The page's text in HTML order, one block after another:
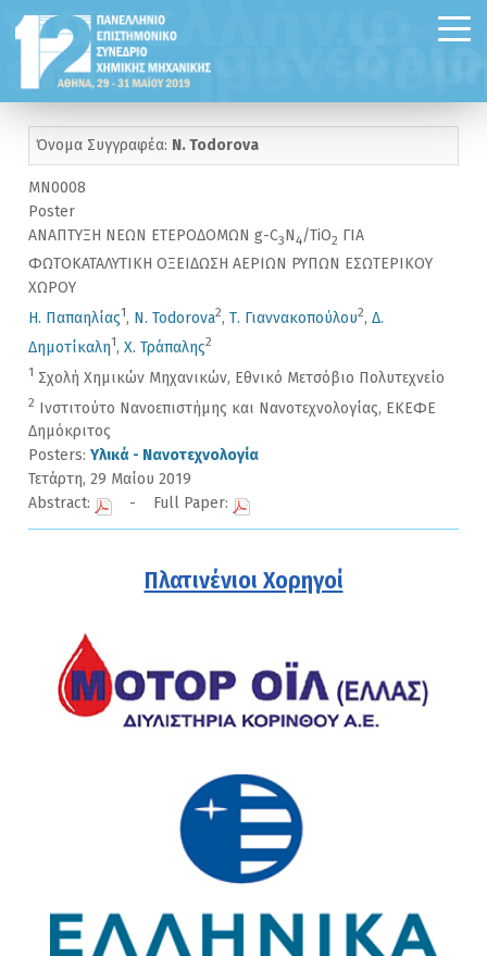
Όνομα Συγγραφέα: N. Todorova
MN0008
Poster
ΑΝΑΠΤΥΞΗ ΝΕΩΝ ΕΤΕΡΟΔΟΜΩΝ g-C3N4/TiO2 ΓΙΑ
ΦΩΤΟΚΑΤΑΛΥΤΙΚΗ ΟΞΕΙΔΩΣΗ ΑΕΡΙΩΝ ΡΥΠΩΝ ΕΣΩΤΕΡΙΚΟΥ
ΧΩΡΟΥ
Η. Παπαηλίας1, N. Todorova2, Τ. Γιαννακοπούλου2, Δ.
Δημοτίκαλη1, Χ. Τράπαλης2
1 Σχολή Χημικών Μηχανικών, Εθνικό Μετσόβιο Πολυτεχνείο
2 Ινστιτούτο Νανοεπιστήμης και Νανοτεχνολογίας, ΕΚΕΦΕ
Δημόκριτος
Posters: Υλικά - Νανοτεχνολογία
Τετάρτη, 29 Μαίου 2019
Abstract:
- Full Paper:
Πλατινένιοι Χορηγοί